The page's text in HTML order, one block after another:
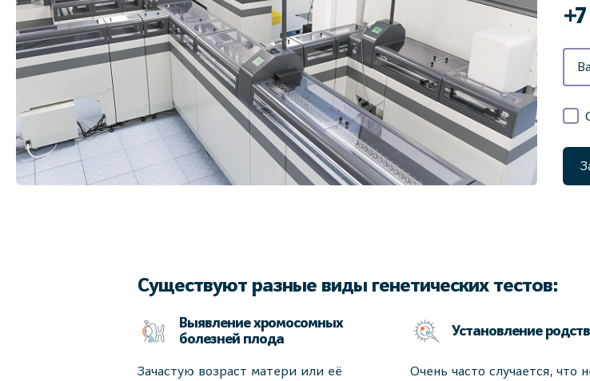
Существуют разные виды генетических тестов:
Выявление хромосомных
болезней плода
Зачастую возраст матери или её
Установление
Очень часто случается, что